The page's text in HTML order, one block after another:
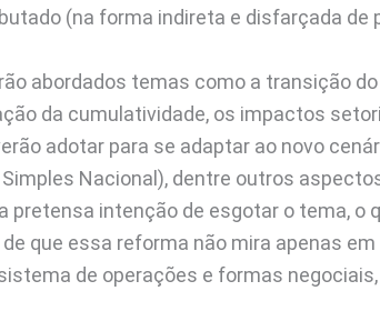
(na forma indireta e disfarçada de
abordados temas como a transição
da cumulatividade, os impactos
adotar para se adaptar ao novo
Nacional), dentre outros
pretensa intenção de esgotar o tema,
que essa reforma não mira apenas
de operações e formas